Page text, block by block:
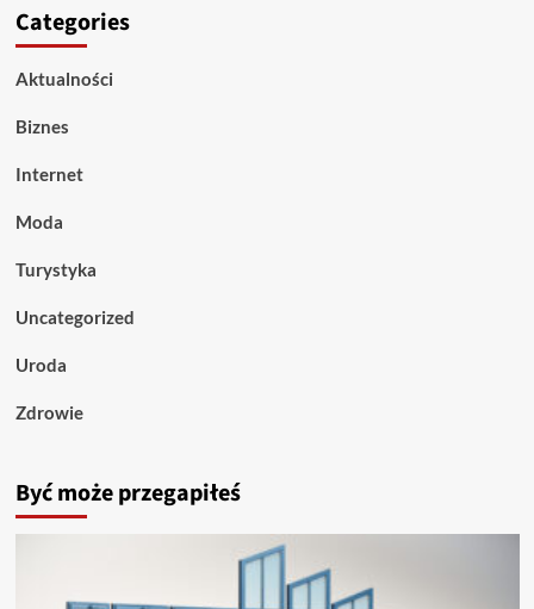
Categories
Aktualności
Biznes
Internet
Moda
Turystyka
Uncategorized
Uroda
Zdrowie
Być może przegapiłeś